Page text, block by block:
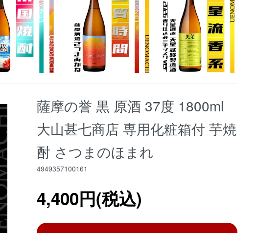
薩摩の誉 黒 原酒 37度 1800ml
大山甚七商店 専用化粧箱付 芋焼
酎 さつまのほまれ
4949357100161
4,400円(税込)